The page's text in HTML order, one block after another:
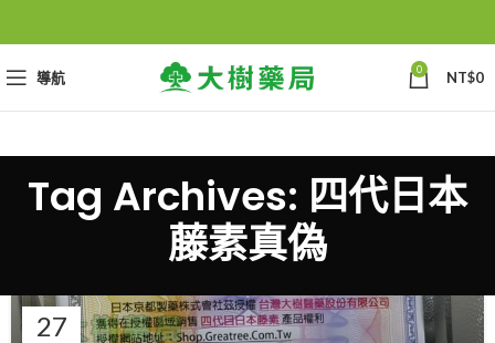
導航 0 NT$0
Tag Archives: 四代日本
藤素真偽
27